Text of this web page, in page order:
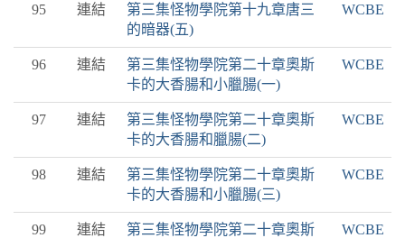
95 連結
第三集怪物學院第十九章唐三
的暗器(五)
WCBE
96 連結
第三集怪物學院第二十章奧斯
卡的大香腸和小臘腸(一)
WCBE
97 連結
第三集怪物學院第二十章奧斯
卡的大香腸和臘腸(二)
WCBE
98 連結
第三集怪物學院第二十章奧斯
卡的大香腸和小臘腸(三)
WCBE
99 連結
第三集怪物學院第二十章奧斯
WCBE